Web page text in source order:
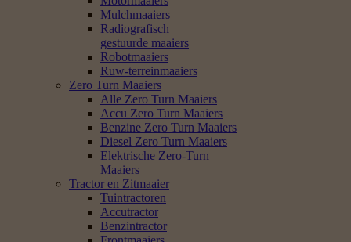
Mulchmaaiers
Radiografisch
gestuurde maaiers
Robotmaaiers
Ruw-terreinmaaiers
Zero Turn Maaiers
Alle Zero Turn Maaiers
Accu Zero Turn Maaiers
Benzine Zero Turn Maaiers
Diesel Zero Turn Maaiers
Elektrische Zero-Turn
Maaiers
Tractor en Zitmaaier
Tuintractoren
Accutractor
Benzintractor